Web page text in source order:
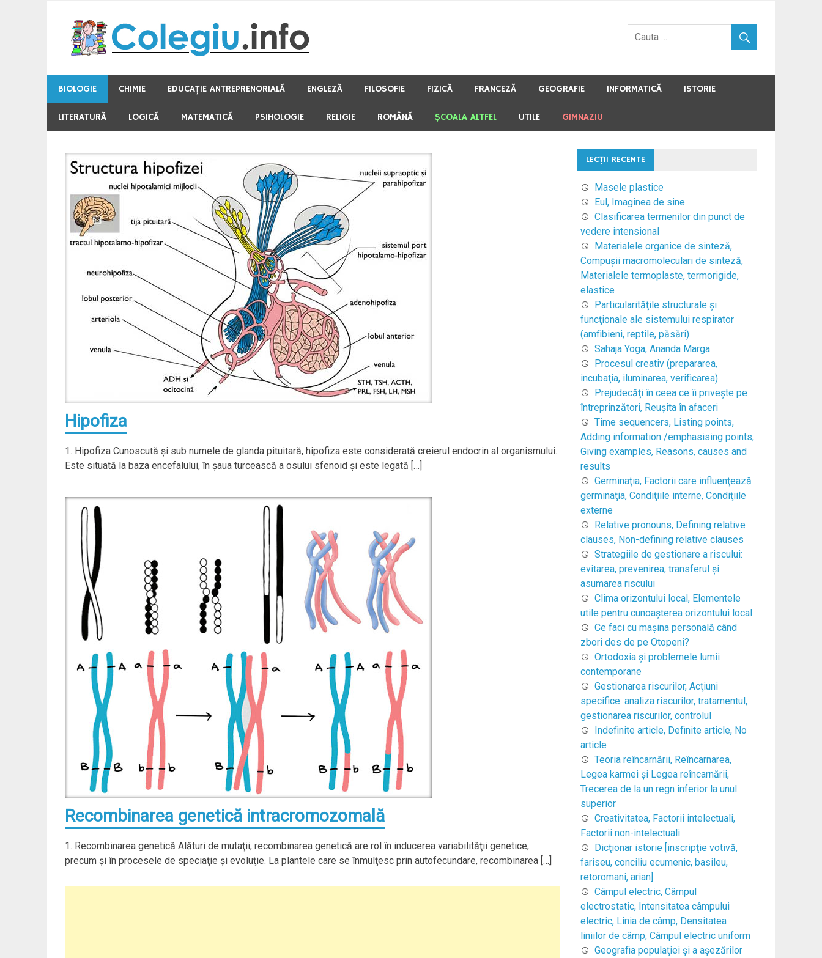
content
BIOLOGIE CHIMIE EDUCAŢIE ANTREPRENORIALĂ ENGLEZĂ FILOSOFIE FIZICĂ FRANCEZĂ GEOGRAFIE INFORMATICĂ ISTORIE
LITERATURĂ LOGICĂ MATEMATICĂ PSIHOLOGIE RELIGIE ROMÂNĂ ŞCOALA ALTFEL UTILE GIMNAZIU
Hipofiza
1. Hipofiza Cunoscută şi sub numele de glanda pituitară, hipofiza este considerată creierul endocrin al organismului.
Este situată la baza encefalului, în şaua turcească a osului sfenoid şi este legată […]
Recombinarea genetică intracromozomală
1. Recombinarea genetică Alături de mutaţii, recombinarea genetică are rol în inducerea variabilităţii genetice,
precum şi în procesele de speciaţie şi evoluţie. La plantele care se înmulţesc prin autofecundare, recombinarea […]
LECŢII RECENTE
Masele plastice
Eul, Imaginea de sine
Clasificarea termenilor din punct de
vedere intensional
Materialele organice de sinteză,
Compuşii macromoleculari de sinteză,
Materialele termoplaste, termorigide,
elastice
Particularităţile structurale şi
funcţionale ale sistemului respirator
(amfibieni, reptile, păsări)
Sahaja Yoga, Ananda Marga
Procesul creativ (prepararea,
incubaţia, iluminarea, verificarea)
Prejudecăţi în ceea ce îi priveşte pe
întreprinzători, Reuşita în afaceri
Time sequencers, Listing points,
Adding information /emphasising points,
Giving examples, Reasons, causes and
results
Germinaţia, Factorii care influenţează
germinaţia, Condiţiile interne, Condiţiile
externe
Relative pronouns, Defining relative
clauses, Non-defining relative clauses
Strategiile de gestionare a riscului:
evitarea, prevenirea, transferul şi
asumarea riscului
Clima orizontului local, Elementele
utile pentru cunoaşterea orizontului local
Ce faci cu mașina personală când
zbori des de pe Otopeni?
Ortodoxia şi problemele lumii
contemporane
Gestionarea riscurilor, Acţiuni
specifice: analiza riscurilor, tratamentul,
gestionarea riscurilor, controlul
Indefinite article, Definite article, No
article
Teoria reîncarnării, Reîncarnarea,
Legea karmei şi Legea reîncarnării,
Trecerea de la un regn inferior la unul
superior
Creativitatea, Factorii intelectuali,
Factorii non-intelectuali
Dicţionar istorie [inscripţie votivă,
fariseu, conciliu ecumenic, basileu,
retoromani, arian]
Câmpul electric, Câmpul
electrostatic, Intensitatea câmpului
electric, Linia de câmp, Densitatea
liniilor de câmp, Câmpul electric uniform
Geografia populaţiei şi a aşezărilor